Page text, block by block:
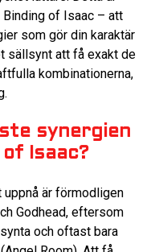
of Isaac – att
som gör din karaktär
sällsynt att få exakt de
kombinationerna,
synergien
Isaac?
uppnå är förmodligen
Godhead, eftersom
och oftast bara